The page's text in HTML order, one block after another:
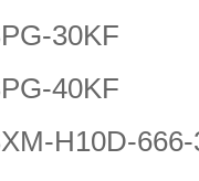
30KF
40KF
H10D-